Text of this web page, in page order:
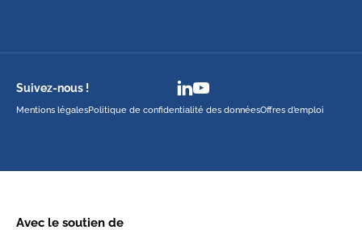
Suivez-nous !
Mentions légalesPolitique de confidentialité des donnéesOffres d’emploi
Avec le soutien de